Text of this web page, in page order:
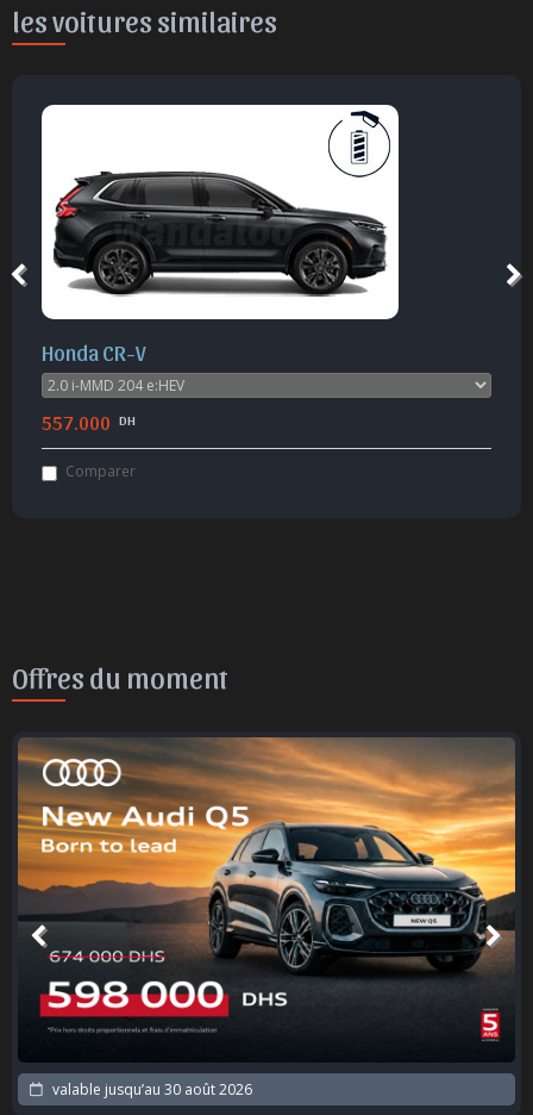
les voitures similaires
Honda CR-V
557.000 DH
Comparer
Offres du moment
valable jusqu’au 30 août 2026